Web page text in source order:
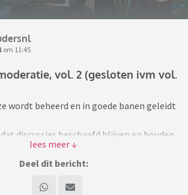
om 11:45
vol. 2 (gesloten ivm vol.
wordt beheerd en in goede banen geleidt
discussies beschaafd blijven en houden
buiten de deur.
Maar het kan ook zijn dat je het
Deel dit bericht: